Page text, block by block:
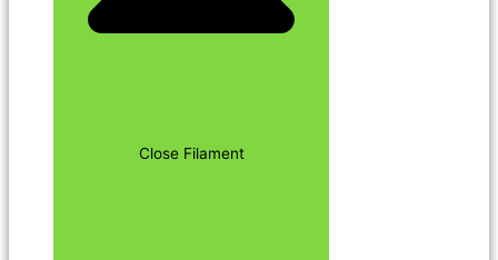
Close Filament